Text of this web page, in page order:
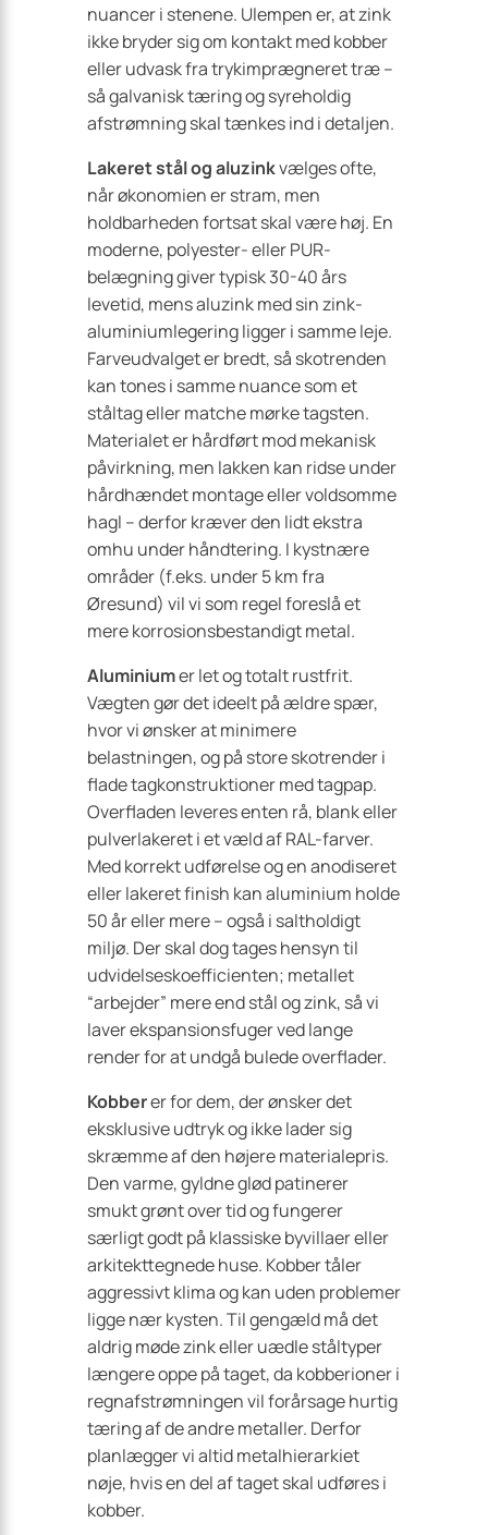
nuancer i stenene. Ulempen er, at zink
ikke bryder sig om kontakt med kobber
eller udvask fra trykimprægneret træ –
så galvanisk tæring og syreholdig
afstrømning skal tænkes ind i detaljen.
Lakeret stål og aluzinkvælges ofte,
når økonomien er stram, men
holdbarheden fortsat skal være høj. En
moderne, polyester- eller PUR-
belægning giver typisk 30-40 års
levetid, mens aluzink med sin zink-
aluminiumlegering ligger i samme leje.
Farveudvalget er bredt, så skotrenden
kan tones i samme nuance som et
ståltag eller matche mørke tagsten.
Materialet er hårdført mod mekanisk
påvirkning, men lakken kan ridse under
hårdhændet montage eller voldsomme
hagl – derfor kræver den lidt ekstra
omhu under håndtering. I kystnære
områder (f.eks. under 5 km fra
Øresund) vil vi som regel foreslå et
mere korrosionsbestandigt metal.
Aluminiumer let og totalt rustfrit.
Vægten gør det ideelt på ældre spær,
hvor vi ønsker at minimere
belastningen, og på store skotrender i
flade tagkonstruktioner med tagpap.
Overfladen leveres enten rå, blank eller
pulverlakeret i et væld af RAL-farver.
Med korrekt udførelse og en anodiseret
eller lakeret finish kan aluminium holde
50 år eller mere – også i saltholdigt
miljø. Der skal dog tages hensyn til
udvidelseskoefficienten; metallet
“arbejder” mere end stål og zink, så vi
laver ekspansionsfuger ved lange
render for at undgå bulede overflader.
Kobberer for dem, der ønsker det
eksklusive udtryk og ikke lader sig
skræmme af den højere materialepris.
Den varme, gyldne glød patinerer
smukt grønt over tid og fungerer
særligt godt på klassiske byvillaer eller
arkitekttegnede huse. Kobber tåler
aggressivt klima og kan uden problemer
ligge nær kysten. Til gengæld må det
aldrig møde zink eller uædle ståltyper
længere oppe på taget, da kobberioner i
regnafstrømningen vil forårsage hurtig
tæring af de andre metaller. Derfor
planlægger vi altid metalhierarkiet
nøje, hvis en del af taget skal udføres i
kobber.